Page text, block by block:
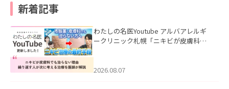
新着記事
わたしの名医Youtube アルバアレルギ
ークリニック札幌「ニキビが皮膚科で
ました。
2026.08.07